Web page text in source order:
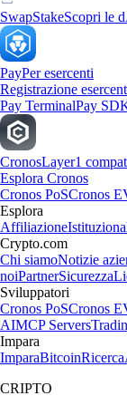
SwapStakeScopri le
PayPer esercenti
Registrazione
Pay TerminalPay
CronosLayer1
Esplora Cronos
Cronos PoSCronos
Esplora
Affiliazione
Crypto.com
Chi siamoNotizie
noiPartnerSicurezza
Sviluppatori
Cronos PoSCronos
AIMCP Servers
Impara
ImparaBitcoinRicerca
CRIPTO